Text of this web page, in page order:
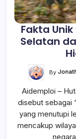
Fakta
Selatan
By
Aidemploi –
disebut sebagai
yang menutupi
mencakup